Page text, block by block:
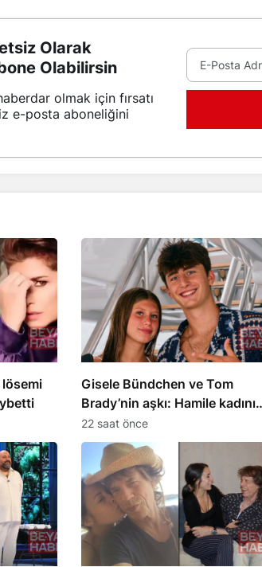
Olarak
Olabilirsin
olmak için fırsatı
e-posta aboneliğini
lösemi
Gisele Bündchen ve Tom
Brady’nin aşkı: Hamile
terk edilmesiyle başladı
22 saat önce